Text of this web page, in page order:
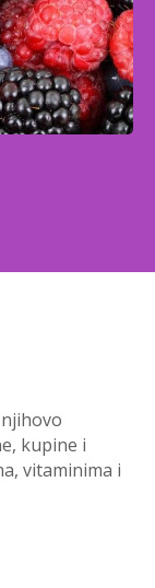
kupine i
vitaminima i